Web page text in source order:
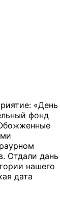
«День
фонд
Отдали дань
нашего
дата